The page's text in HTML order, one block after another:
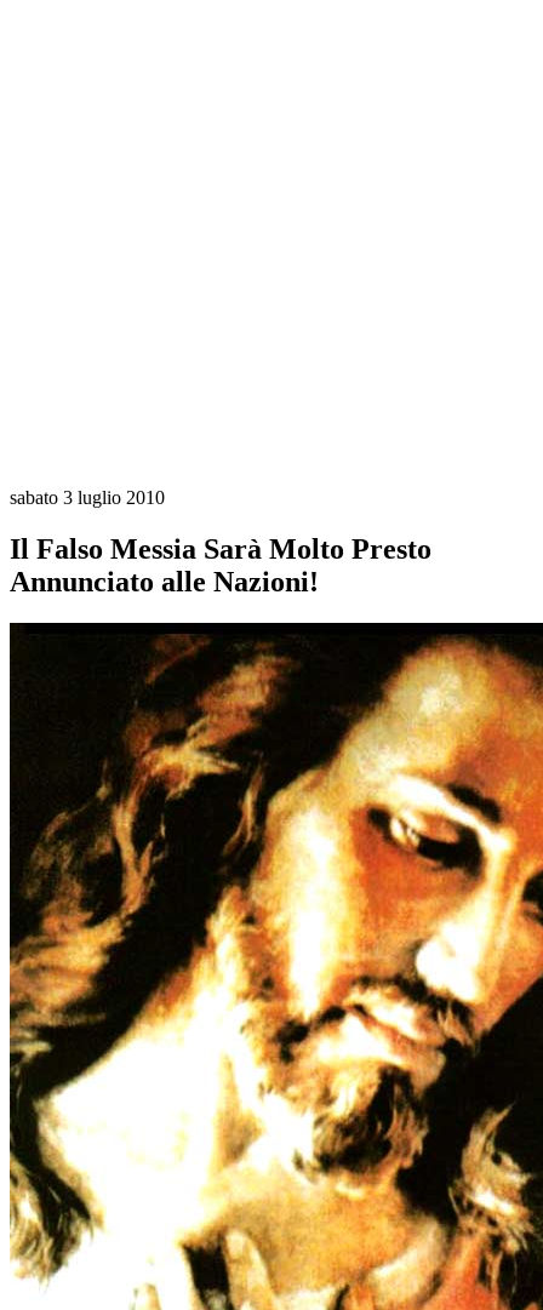
sabato 3 luglio 2010
Il Falso Messia Sarà Molto Presto
Annunciato alle Nazioni!